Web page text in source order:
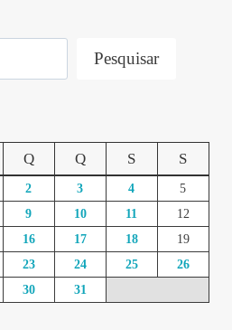
Pesquisar
Q Q S S
2 3 4
5
9 10 11
12
16 17 18
19
23 24 25
26
30 31